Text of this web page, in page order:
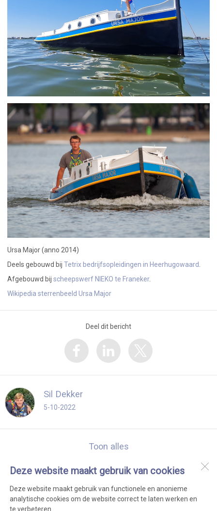
Deze website maakt gebruik van cookies
Deze website maakt gebruik van functionele en anonieme
analytische cookies om de website correct te laten werken en
te verbeteren.
Ursa Major (anno 2014)
Deels gebouwd bij Tetrix bedrijfsopleidingen in Heerhugowaard
Afgebouwd bij scheepswerf NIEKO te Franeker.
Wikipedia sterrenbeeld Ursa Major
Deel dit bericht
Sil Dekker
5-10-2022
Toon alles
Clubhuis: Voorpolderweg 2A
1746 BA
Dirkshorn